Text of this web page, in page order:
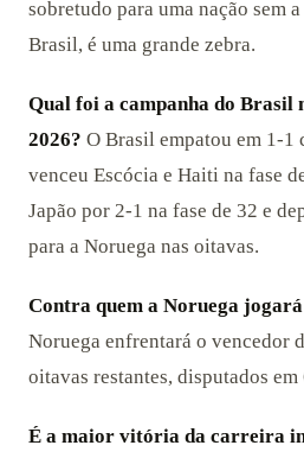
sobretudo para uma nação sem
Brasil, é uma grande zebra.
Qual foi a campanha do Brasil
2026? O Brasil empatou em 1-1
venceu Escócia e Haiti na fase
Japão por 2-1 na fase de 32 e
para a Noruega nas oitavas.
Contra quem a Noruega
Noruega enfrentará o vencedor
oitavas restantes, disputados
É a maior vitória da carreira